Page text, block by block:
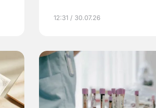
12:31 / 30.07.26